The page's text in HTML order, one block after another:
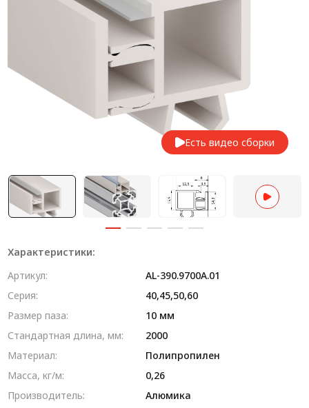
Система V-паза NEW!
Алюминиевые промышленные ограждения
Алюминиевая промышленная мебель
Крейты и кассеты Subrack systems
Профиль строительного назначения
Радиаторный алюминиевый профиль NEW!
Лист алюминиевый
Метрический крепеж
Конструкции из профиля
Услуги дополнительной обработки профиля
Есть видео сборки
Характеристики:
Артикул:
AL-390.9700A.01
Серия:
40,45,50,60
Размер паза:
10 мм
Стандартная длина, мм:
2000
Материал:
Полипропилен
Масса, кг/м:
0,26
Производитель:
Алюмика